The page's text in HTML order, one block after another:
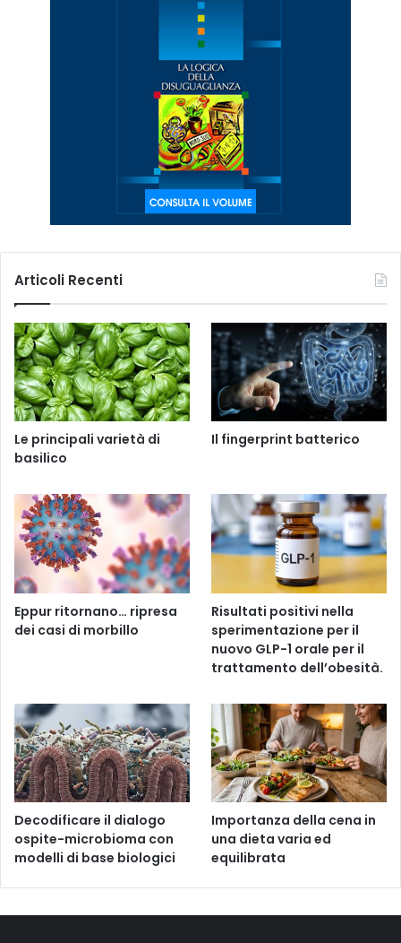
Articoli Recenti
Le principali varietà di
basilico
Il fingerprint batterico
Eppur ritornano… ripresa
dei casi di morbillo
Risultati positivi nella
sperimentazione per il
nuovo GLP-1 orale per il
trattamento dell’obesità.
Decodificare il dialogo
ospite-microbioma con
modelli di base biologici
Importanza della cena in
una dieta varia ed
equilibrata